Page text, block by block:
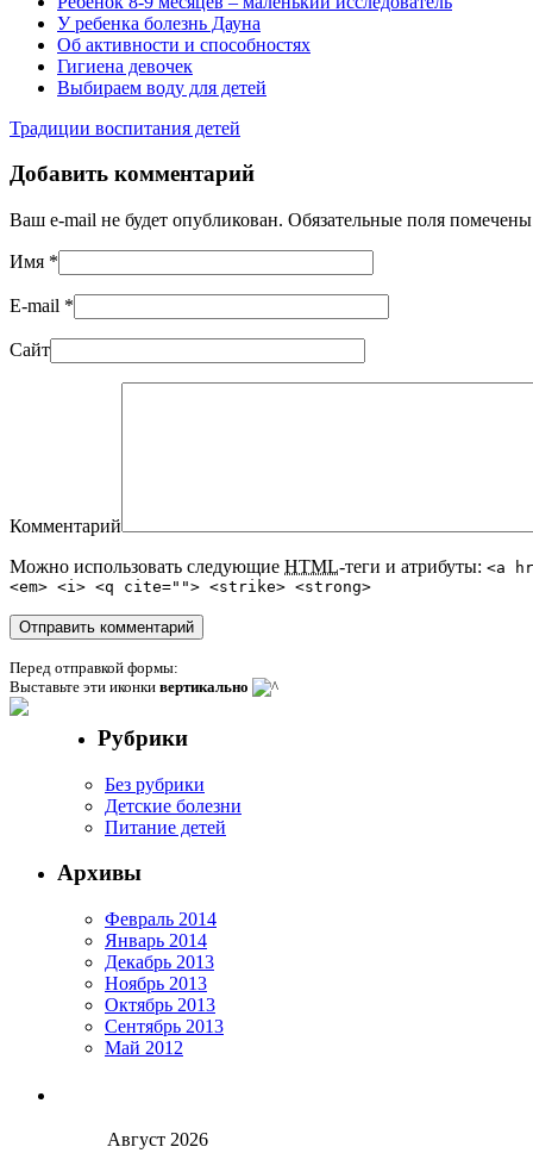
У ребенка болезнь Дауна
Об активности и способностях
Гигиена девочек
Выбираем воду для детей
Традиции воспитания детей
Добавить комментарий
Ваш e-mail не будет опубликован. Обязательные поля
Имя *
E-mail *
Сайт
Комментарий
Можно использовать следующие HTML-теги и атрибуты: <a
<em> <i> <q cite=""> <strike> <strong>
Перед отправкой формы:
Выставьте эти иконки вертикально
Рубрики
Без рубрики
Детские болезни
Питание детей
Архивы
Февраль 2014
Январь 2014
Декабрь 2013
Ноябрь 2013
Октябрь 2013
Сентябрь 2013
Май 2012
Август 2026